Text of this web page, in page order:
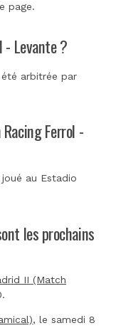
page.
- Levante ?
arbitrée par
Ferrol -
au Estadio
les prochains
II (Match
, le samedi 8